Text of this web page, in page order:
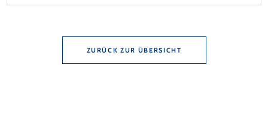
ZURÜCK ZUR ÜBERSICHT